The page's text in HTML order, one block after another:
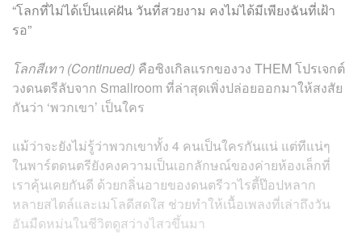
“โลกที่ไม่ได้เป็นแค่ฝัน วันที่สวยงาม คงไม่ได้มีเพียงฉันที่เฝ้า
รอ”
โลกสีเทา (Continued) คือซิงเกิลแรกของวง THEM โปรเจกต์
วงดนตรีลับจาก Smallroom ที่ล่าสุดเพิ่งปล่อยออกมาให้สงสัย
กันว่า ‘พวกเขา’ เป็นใคร
แม้ว่าจะยังไม่รู้ว่าพวกเขาทั้ง 4 คนเป็นใครกันแน่ แต่ทีแน่ๆ
ในพาร์ตดนตรียังคงความเป็นเอกลักษณ์ของค่ายห้องเล็กที่
เราคุ้นเคยกันดี ด้วยกลิ่นอายของดนตรีวาไรตี้ป๊อปหลาก
หลายสไตล์และเมโลดีสดใส ช่วยทำให้เนื้อเพลงที่เล่าถึงวัน
อันมืดหม่นในชีวิตดูสว่างไสวขึ้นมา